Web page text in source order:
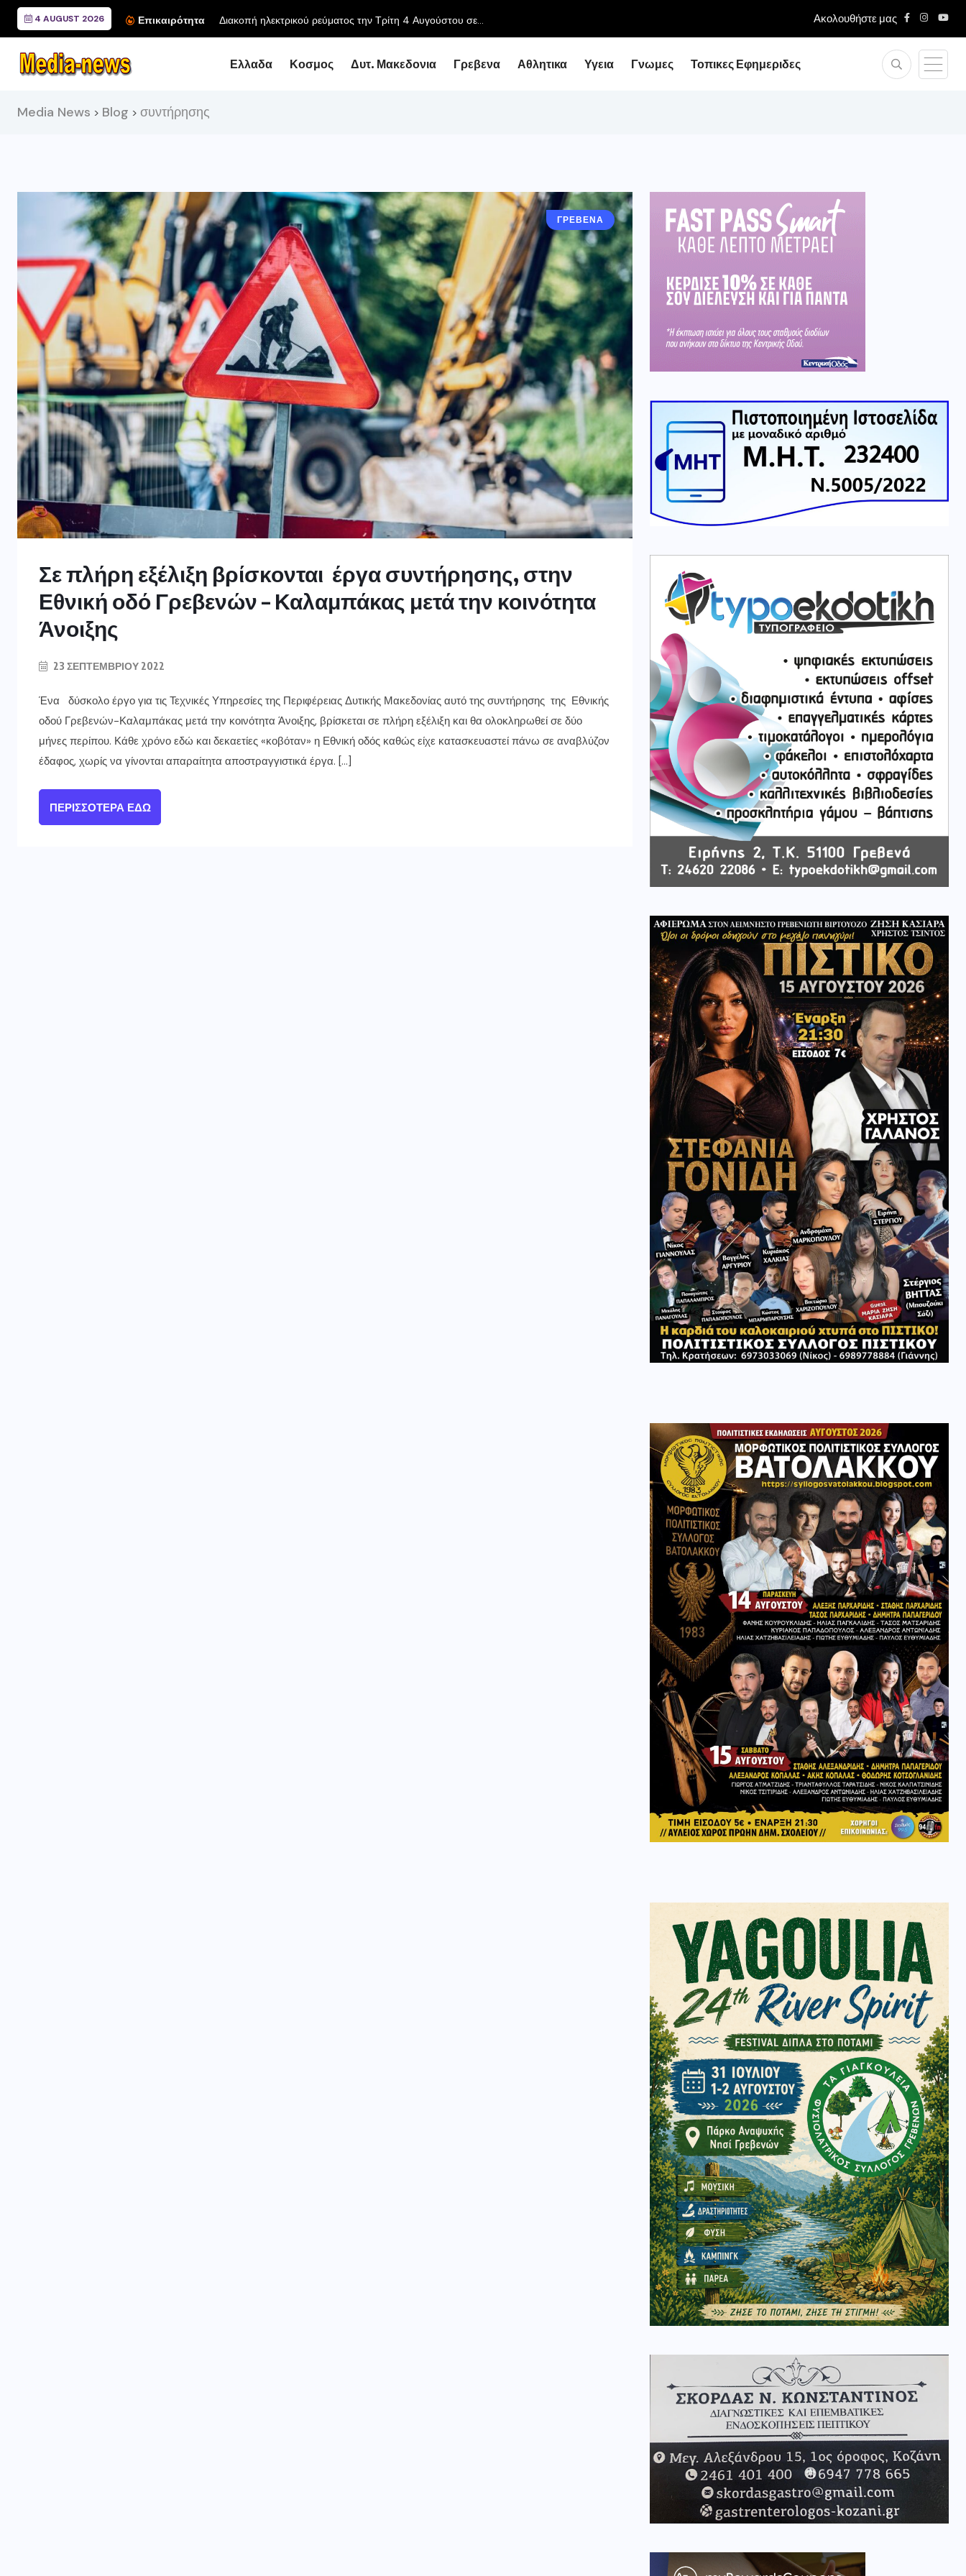
4 AUGUST 2026 Επικαιρότητα Διακοπή ηλεκτρικού ρεύματος την Τρίτη 4 Αυγούστου σε... Ακολουθήστε μας
Ελλαδα Κοσμος Δυτ. Μακεδονια Γρεβενα Αθλητικα Υγεια Γνωμες Τοπικες Εφημεριδες
Media News > Blog > συντήρησης
ΓΡΕΒΕΝΑ
Σε πλήρη εξέλιξη βρίσκονται έργα συντήρησης, στην
Εθνική οδό Γρεβενών – Καλαμπάκας μετά την κοινότητα
Άνοιξης
23 ΣΕΠΤΕΜΒΡΊΟΥ 2022
Ένα δύσκολο έργο για τις Τεχνικές Υπηρεσίες της Περιφέρειας Δυτικής Μακεδονίας αυτό της συντήρησης της Εθνικής
οδού Γρεβενών-Καλαμπάκας μετά την κοινότητα Άνοιξης, βρίσκεται σε πλήρη εξέλιξη και θα ολοκληρωθεί σε δύο
μήνες περίπου. Κάθε χρόνο εδώ και δεκαετίες «κοβόταν» η Εθνική οδός καθώς είχε κατασκευαστεί πάνω σε αναβλύζον
έδαφος, χωρίς να γίνονται απαραίτητα αποστραγγιστικά έργα. […]
ΠΕΡΙΣΣΌΤΕΡΑ ΕΔΏ